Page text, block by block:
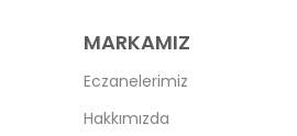
MARKAMIZ
Eczanelerimiz
Hakkımızda